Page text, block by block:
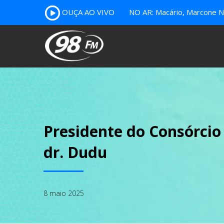
OUÇA AO VIVO NO AR: Macário, Marcone
Presidente do
dr. Dudu
8 maio 2025